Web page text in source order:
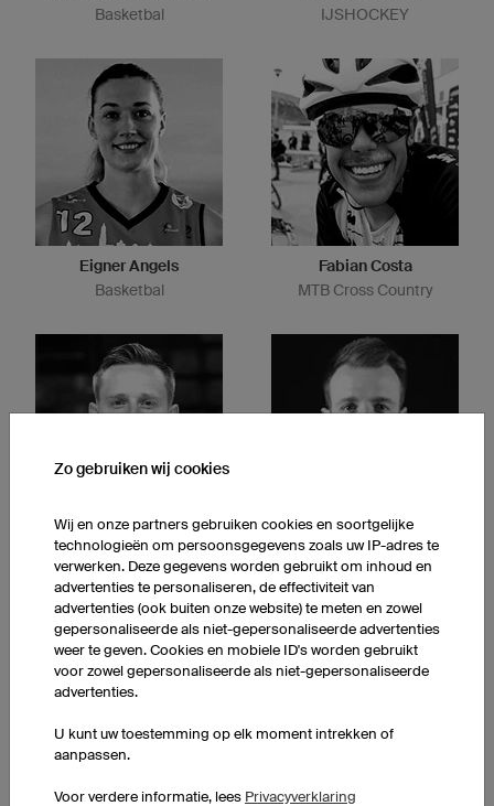
Basketbal
IJSHOCKEY
Eigner Angels
Basketbal
Fabian Costa
MTB Cross Country
Brûleurs de loups
IJSHOCKEY
Niners Chemnitz
Basketbal
Zo gebruiken wij cookies
Wij en onze partners gebruiken cookies en soortgelijke
technologieën om persoonsgegevens zoals uw IP-adres te
verwerken. Deze gegevens worden gebruikt om inhoud en
advertenties te personaliseren, de effectiviteit van
advertenties (ook buiten onze website) te meten en zowel
gepersonaliseerde als niet-gepersonaliseerde advertenties
weer te geven. Cookies en mobiele ID's worden gebruikt
voor zowel gepersonaliseerde als niet-gepersonaliseerde
advertenties.
U kunt uw toestemming op elk moment intrekken of
aanpassen.
Voor verdere informatie, lees Privacyverklaring